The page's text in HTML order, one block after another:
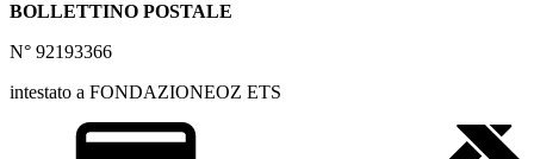
BOLLETTINO POSTALE
N° 92193366
intestato a FONDAZIONEOZ ETS